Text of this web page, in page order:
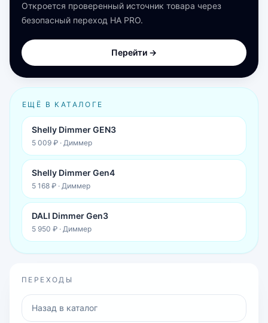
Откроется проверенный источник товара через
безопасный переход HA PRO.
Перейти →
ЕЩЁ В КАТАЛОГЕ
Shelly Dimmer GEN3
5 009 ₽ · Диммер
Shelly Dimmer Gen4
5 168 ₽ · Диммер
DALI Dimmer Gen3
5 950 ₽ · Диммер
ПЕРЕХОДЫ
Назад в каталог